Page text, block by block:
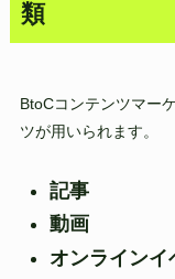
類
BtoCコンテンツマー
ツが用いられます。
記事
動画
オンラインイ